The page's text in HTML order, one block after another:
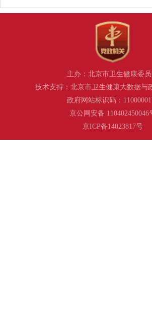
主办：北京市卫生健康委
技术支持：北京市卫生健康大数据与
政府网站标识码：
京公网安备 110402450046
京ICP备14023817号